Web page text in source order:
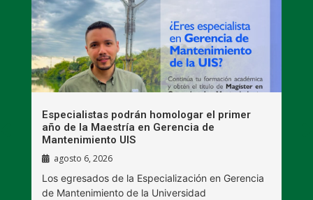
Especialistas podrán homologar el primer
año de la Maestría en Gerencia de
Mantenimiento UIS
agosto 6, 2026
Los egresados de la Especialización en Gerencia
de Mantenimiento de la Universidad